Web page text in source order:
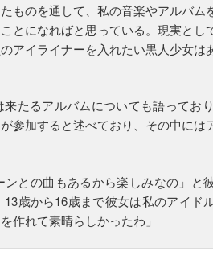
ものを通して、私の音楽やアルバム
とになればと思っている。現実とし
アイライナーを入れたい黒人少女は
たるアルバムについても語ってお
参加すると述べており、その中には
との曲もあるから楽しみなの」と
13歳から16歳まで彼女は私のアイド
作れて素晴らしかったわ」